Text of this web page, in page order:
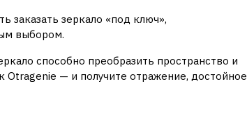
заказать зеркало «под ключ»,
выбором.
способно преобразить пространство и
— и получите отражение, достойное